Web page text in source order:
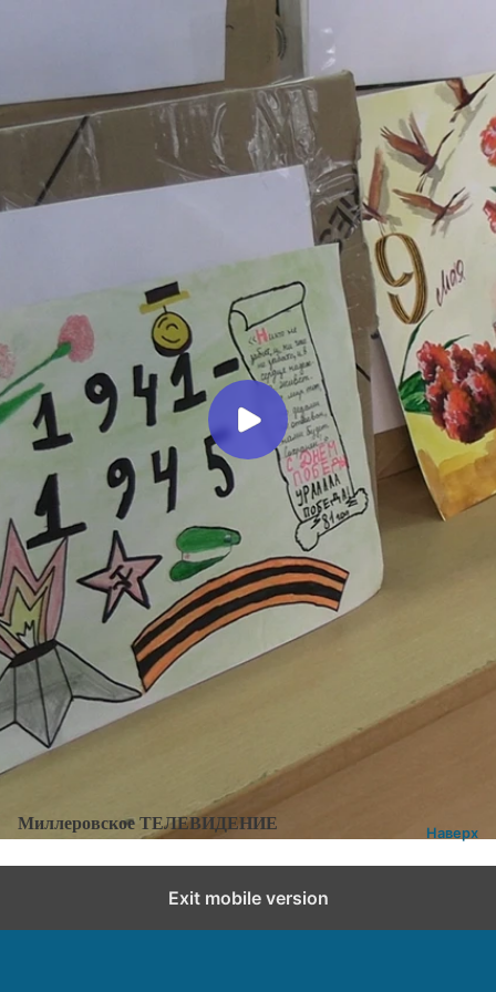
Миллеровское ТЕЛЕВИДЕНИЕ
«Посылка солдату ко Дню
Победы». Коллектив гимназии
принял участие в ежегодной
Миллеровское ТВ 3 месяца назад
Категории: Новости,Новости города и района
Миллеровское ТЕЛЕВИДЕНИЕ Наверх
Exit mobile version